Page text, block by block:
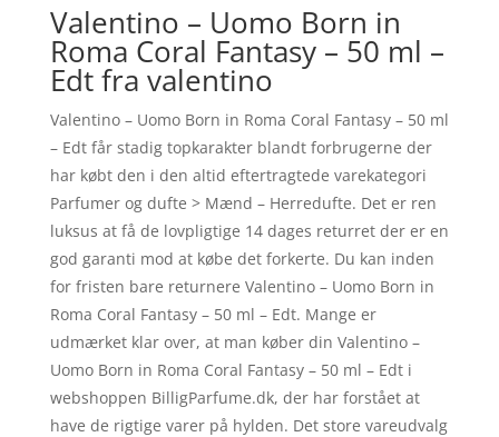
Valentino – Uomo Born in
Roma Coral Fantasy – 50 ml –
Edt fra valentino
Valentino – Uomo Born in Roma Coral Fantasy – 50 ml
– Edt får stadig topkarakter blandt forbrugerne der
har købt den i den altid eftertragtede varekategori
Parfumer og dufte > Mænd – Herredufte. Det er ren
luksus at få de lovpligtige 14 dages returret der er en
god garanti mod at købe det forkerte. Du kan inden
for fristen bare returnere Valentino – Uomo Born in
Roma Coral Fantasy – 50 ml – Edt. Mange er
udmærket klar over, at man køber din Valentino –
Uomo Born in Roma Coral Fantasy – 50 ml – Edt i
webshoppen BilligParfume.dk, der har forstået at
have de rigtige varer på hylden. Det store vareudvalg